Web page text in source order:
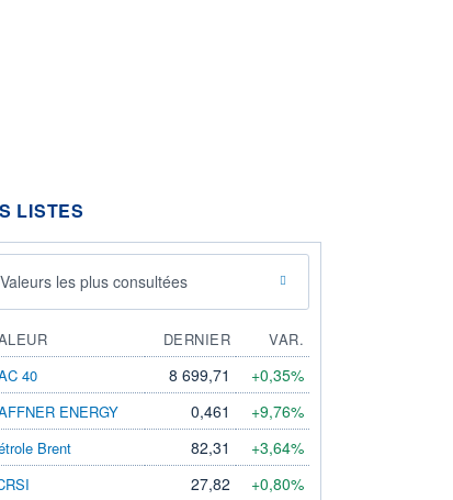
LISTES
Valeurs les plus consultées
DERNIER
VAR.
40
8 699,71 +0,35%
ENERGY 0,461 +9,76%
Brent 82,31 +3,64%
27,82 +0,80%